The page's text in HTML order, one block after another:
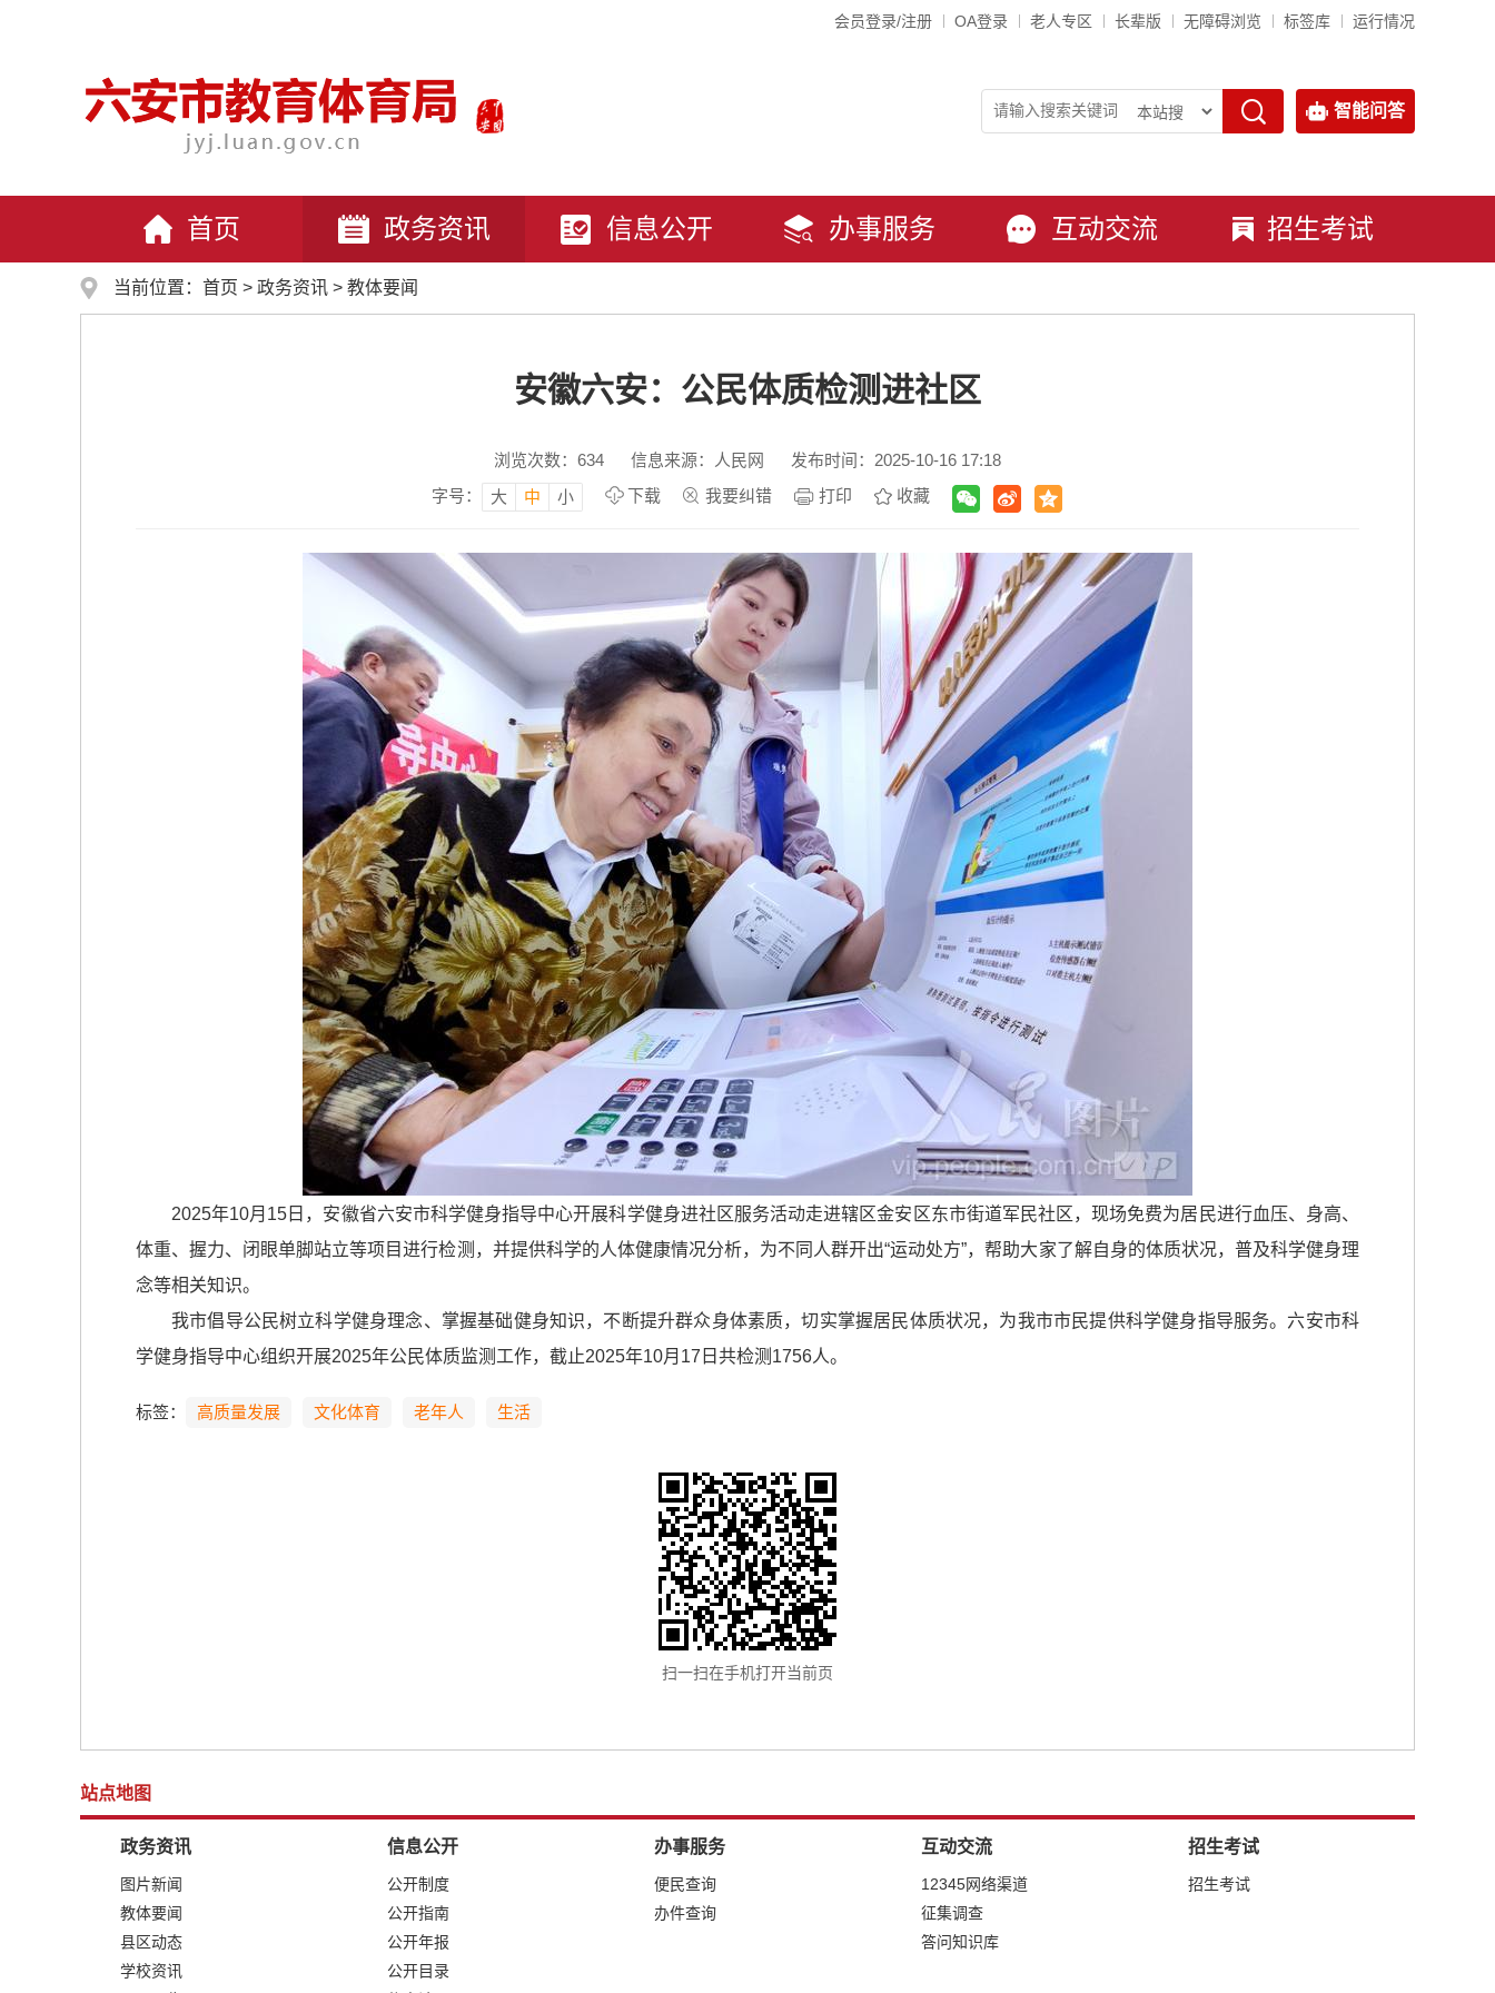
会员登录/注册 OA登录 老人专区 长辈版 无障碍浏览 标签库 运行情况
智能问答
首页 政务资讯 信息公开 办事服务 互动交流 招生考试
当前位置： 首页 > 政务资讯 > 教体要闻
安徽六安：公民体质检测进社区
浏览次数： 634 信息来源：人民网
发布时间：2025-10-16 17:18
字号：
大 中 小 下载 我要纠错 打印 收藏
2025年10月15日，安徽省六安市科学健身指导中心开展科学健身进社区服务活动走进辖区金安区东市街道军民社区，现场免费为居民进行血压、身高、
体重、握力、闭眼单脚站立等项目进行检测，并提供科学的人体健康情况分析，为不同人群开出“运动处方”，帮助大家了解自身的体质状况，普及科学健身理
念等相关知识。
我市倡导公民树立科学健身理念、掌握基础健身知识，不断提升群众身体素质，切实掌握居民体质状况，为我市市民提供科学健身指导服务。六安市科
学健身指导中心组织开展2025年公民体质监测工作，截止2025年10月17日共检测1756人。
标签： 高质量发展 文化体育 老年人 生活
扫一扫在手机打开当前页
站点地图
政务资讯
图片新闻
教体要闻
县区动态
学校资讯
信息公开
公开制度
公开指南
公开年报
公开目录
办事服务
便民查询
办件查询
互动交流
12345网络渠道
征集调查
答问知识库
招生考试
招生考试